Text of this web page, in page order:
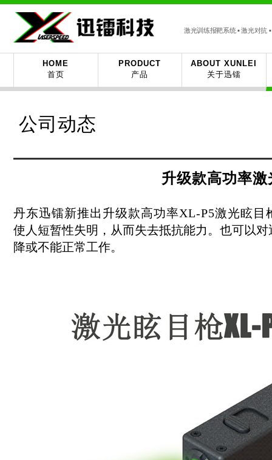
激光训练报靶系统 ▪ 激光对抗
HOME
首页
PRODUCT
产品
ABOUT XUNLEI
关于迅镭
公司动态
升级款高功率激
丹东迅镭新推出升级款高功率XL-P5激光眩目
使人短暂性失明，从而失去抵抗能力。也可以
降或不能正常工作。